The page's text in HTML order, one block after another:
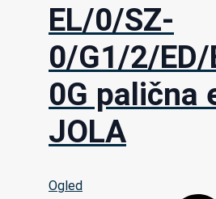
EL/0/SZ-
0/G1/2/
0G palična
JOLA
Ogled